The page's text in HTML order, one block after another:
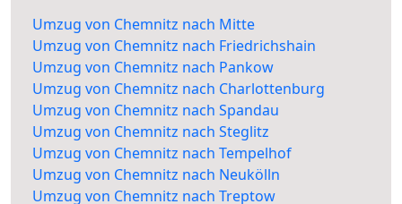
Umzug von Chemnitz nach Mitte
Umzug von Chemnitz nach Friedrichshain
Umzug von Chemnitz nach Pankow
Umzug von Chemnitz nach Charlottenburg
Umzug von Chemnitz nach Spandau
Umzug von Chemnitz nach Steglitz
Umzug von Chemnitz nach Tempelhof
Umzug von Chemnitz nach Neukölln
Umzug von Chemnitz nach Treptow